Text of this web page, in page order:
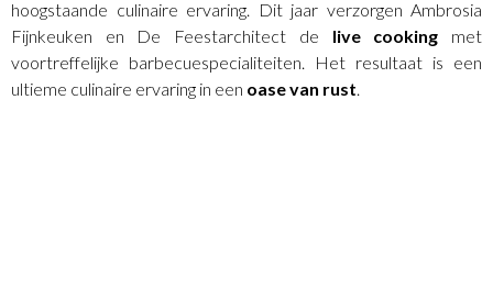
hoogstaande culinaire ervaring. Dit jaar verzorgen Ambrosia
Fijnkeuken en De Feestarchitect de live cooking met
voortreffelijke barbecuespecialiteiten. Het resultaat is een
ultieme culinaire ervaring in een oase van rust.